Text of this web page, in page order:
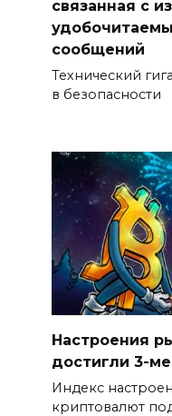
связанная с
сообщений
Технический
в безопасности
Настроения
достигли 3-
Индекс
криптовалют